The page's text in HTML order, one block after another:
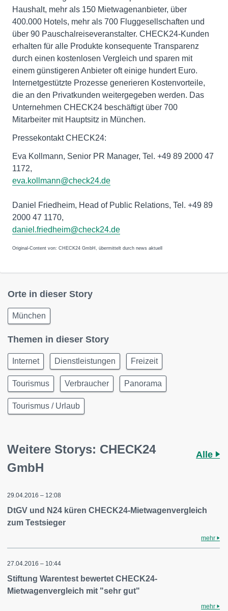
Haushalt, mehr als 150 Mietwagenanbieter, über
400.000 Hotels, mehr als 700 Fluggesellschaften und
über 90 Pauschalreiseveranstalter. CHECK24-Kunden
erhalten für alle Produkte konsequente Transparenz
durch einen kostenlosen Vergleich und sparen mit
einem günstigeren Anbieter oft einige hundert Euro.
Internetgestützte Prozesse generieren Kostenvorteile,
die an den Privatkunden weitergegeben werden. Das
Unternehmen CHECK24 beschäftigt über 700
Mitarbeiter mit Hauptsitz in München.
Pressekontakt CHECK24:
Eva Kollmann, Senior PR Manager, Tel. +49 89 2000 47
1172,
eva.kollmann@check24.de
Daniel Friedheim, Head of Public Relations, Tel. +49 89
2000 47 1170,
daniel.friedheim@check24.de
Original-Content von: CHECK24 GmbH, übermittelt durch news aktuell
Orte in dieser Story
München
Themen in dieser Story
Internet Dienstleistungen Freizeit
Tourismus Verbraucher Panorama
Tourismus / Urlaub
Weitere Storys: CHECK24
GmbH
Alle
29.04.2016 – 12:08
DtGV und N24 küren CHECK24-Mietwagenvergleich
zum Testsieger
mehr
27.04.2016 – 10:44
Stiftung Warentest bewertet CHECK24-
Mietwagenvergleich mit "sehr gut"
mehr